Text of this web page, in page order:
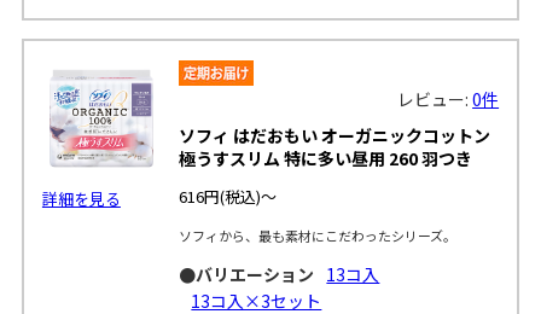
詳細を見る
レビュー:0件
ソフィ はだおもい オーガニックコットン
極うすスリム 特に多い昼用 260 羽つき
616円(税込)～
ソフィから、最も素材にこだわったシリーズ。
●バリエーション 13コ入
13コ入×3セット